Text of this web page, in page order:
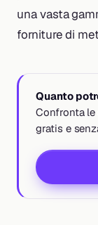
una vasta
forniture di
Quanto
Confronta
gratis e